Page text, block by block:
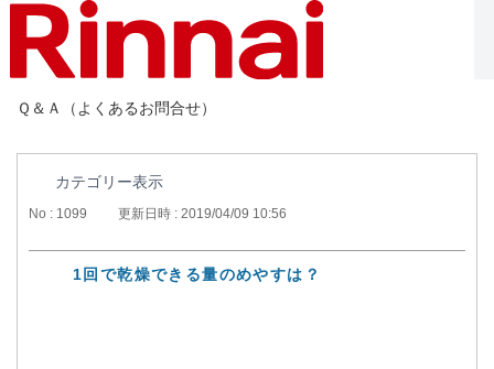
Ｑ＆Ａ（よくあるお問合せ）
カテゴリー表示
No : 1099 更新日時 : 2019/04/09 10:56
1回で乾燥できる量のめやすは？